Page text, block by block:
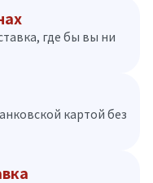
где бы вы ни
картой без